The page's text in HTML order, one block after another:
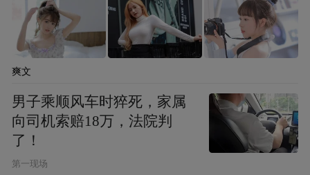
爽文
男子乘顺风车时猝死，家属
向司机索赔18万，法院判
了！
第一现场